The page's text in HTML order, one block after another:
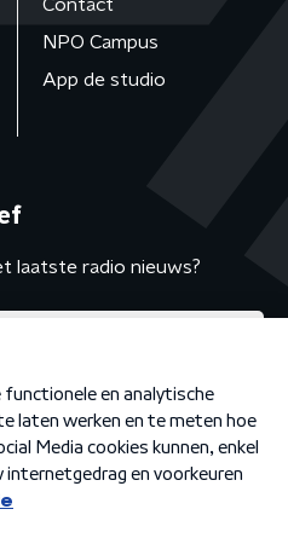
Contact
NPO Campus
App de studio
laatste radio nieuws?